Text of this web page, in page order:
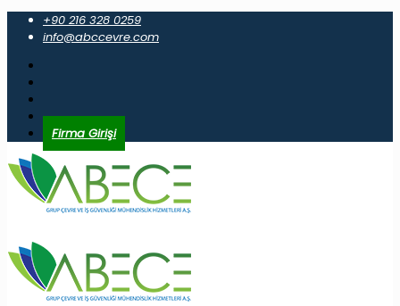
+90 216 328 0259
info@abccevre.com
Firma Girişi